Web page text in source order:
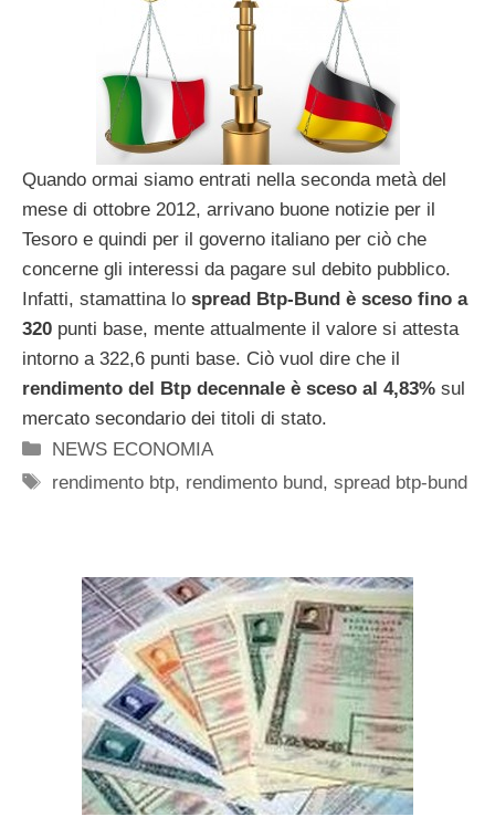
Quando ormai siamo entrati nella seconda metà del
mese di ottobre 2012, arrivano buone notizie per il
Tesoro e quindi per il governo italiano per ciò che
concerne gli interessi da pagare sul debito pubblico.
Infatti, stamattina lo spread Btp-Bund è sceso fino a
320 punti base, mente attualmente il valore si attesta
intorno a 322,6 punti base. Ciò vuol dire che il
rendimento del Btp decennale è sceso al 4,83% sul
mercato secondario dei titoli di stato.
Categorie
NEWS ECONOMIA
Tag
rendimento btp, rendimento bund,spread btp-bund